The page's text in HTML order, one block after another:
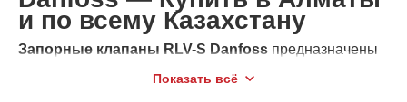
и по всему Казахстану
Запорные клапаны RLV-S Danfoss предназначены
системах отопления без необходимости слива
Показать всё